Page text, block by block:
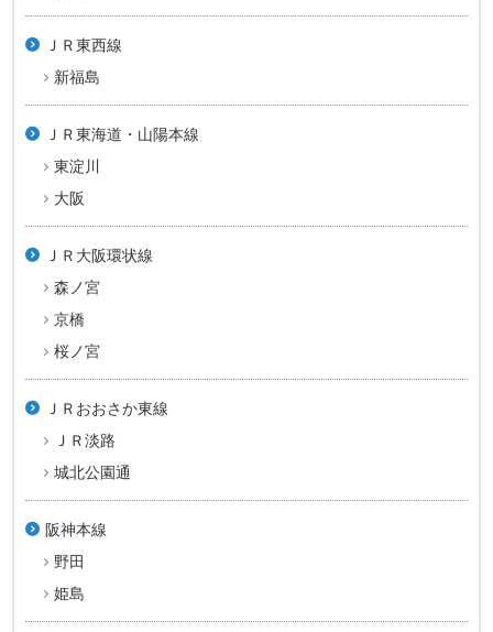
ＪＲ東西線
新福島
ＪＲ東海道・山陽本線
東淀川
大阪
ＪＲ大阪環状線
森ノ宮
京橋
桜ノ宮
ＪＲおおさか東線
ＪＲ淡路
城北公園通
阪神本線
野田
姫島